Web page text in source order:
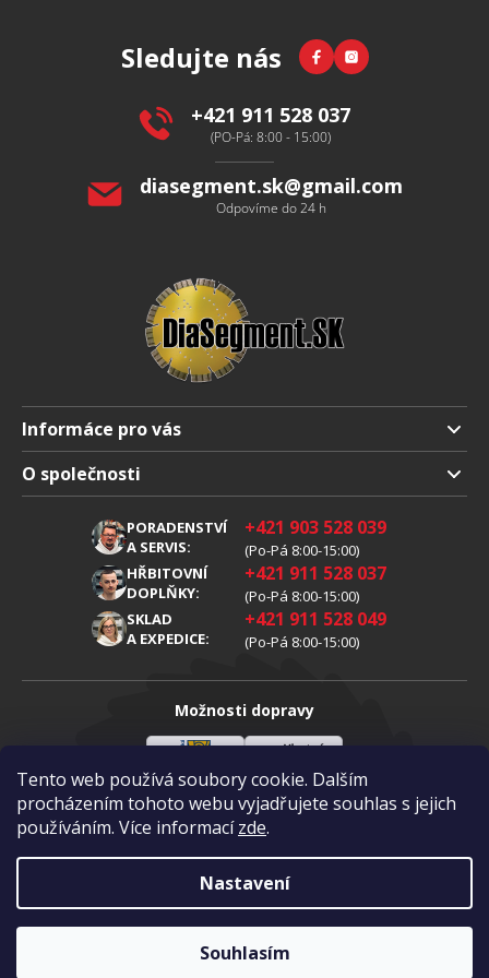
Tento web používá soubory cookie. Dalším
procházením tohoto webu vyjadřujete souhlas s jejich
používáním. Více informacízde.
Nastavení
Souhlasím
Sledujte nás Facebook
Instagram
+421 911 528 037
(PO-Pá: 8:00 - 15:00)
diasegment.sk@gmail.com
Odpovíme do 24 h
Informáce pro vás
Doprava a platba
Obchodní podmienky
Reklamáce
Zpracování osobních údajů
O společnosti
PORADENSTVÍ
A SERVIS:
+421 903 528 039
(Po-Pá 8:00-15:00)
HŘBITOVNÍ
DOPLŇKY:
+421 911 528 037
(Po-Pá 8:00-15:00)
SKLAD
A EXPEDICE:
+421 911 528 049
(Po-Pá 8:00-15:00)
Možnosti dopravy
Slovenská
pošta
Vlastní
doprava
Možnosti platby
Visa Mastercard Dobírka
Vytvořil Shoptet | mime digital
Copyright 2026Diamantovykotuc.sk